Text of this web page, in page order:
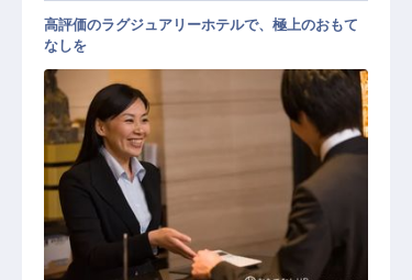
レストラン・フロントサービス業務
全般
高評価のラグジュアリーホテルで、極上のおもて
なしを